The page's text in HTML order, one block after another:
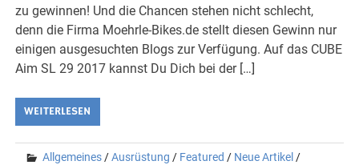
zu gewinnen! Und die Chancen stehen nicht schlecht,
denn die Firma Moehrle-Bikes.de stellt diesen Gewinn nur
einigen ausgesuchten Blogs zur Verfügung. Auf das CUBE
Aim SL 29 2017 kannst Du Dich bei der […]
WEITERLESEN
Allgemeines /Ausrüstung / Featured / Neue Artikel /